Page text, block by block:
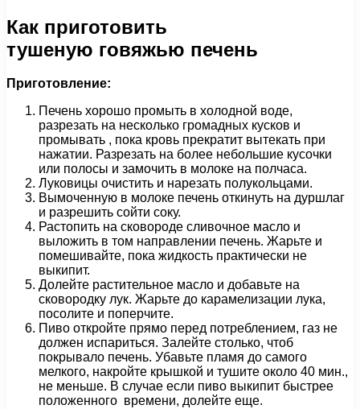
Как приготовить
тушеную говяжью печень
Приготовление:
Печень хорошо промыть в холодной воде,
разрезать на несколько громадных кусков и
промывать , пока кровь прекратит вытекать при
нажатии. Разрезать на более небольшие кусочки
или полосы и замочить в молоке на полчаса.
Луковицы очистить и нарезать полукольцами.
Вымоченную в молоке печень откинуть на дуршлаг
и разрешить сойти соку.
Растопить на сковороде сливочное масло и
выложить в том направлении печень. Жарьте и
помешивайте, пока жидкость практически не
выкипит.
Долейте растительное масло и добавьте на
сковородку лук. Жарьте до карамелизации лука,
посолите и поперчите.
Пиво откройте прямо перед потреблением, газ не
должен испариться. Залейте столько, чтоб
покрывало печень. Убавьте пламя до самого
мелкого, накройте крышкой и тушите около 40 мин.,
не меньше. В случае если пиво выкипит быстрее
положенного времени, долейте еще.